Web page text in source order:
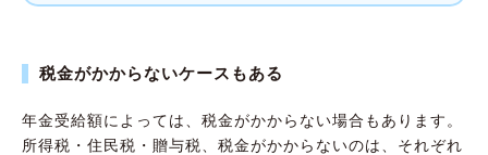
税金がかからないケースもある
年金受給額によっては、税金がかからない場合もあります。
所得税・住民税・贈与税、税金がかからないのは、それぞれ